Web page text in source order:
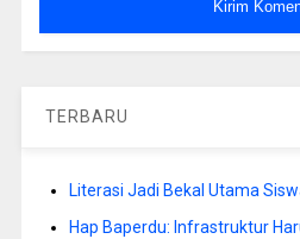
TERBARU
Literasi Jadi Bekal Utama
Hap Baperdu: Infrastruktur